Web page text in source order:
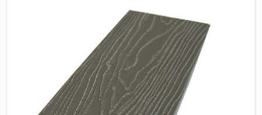
33 класс
Палитра
Серый
Кварцевый ламинат SPC
Подложка под паркет и ламинат